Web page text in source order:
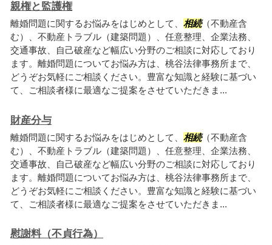
親権と監護権
離婚問題に関するお悩みをはじめとして、 相続（不動産含
む）、不動産トラブル（建築問題）、任意整理、企業法務、
交通事故、自己破産など幅広い分野のご相談に対応しており
ます。離婚問題についてお悩み方は、桃谷法律事務所まで、
どうぞお気軽にご相談ください。豊富な知識と経験に基づい
て、ご相談者様に最適なご提案をさせていただきま...
財産分与
離婚問題に関するお悩みをはじめとして、 相続（不動産含
む）、不動産トラブル（建築問題）、任意整理、企業法務、
交通事故、自己破産など幅広い分野のご相談に対応しており
ます。離婚問題についてお悩み方は、桃谷法律事務所まで、
どうぞお気軽にご相談ください。豊富な知識と経験に基づい
て、ご相談者様に最適なご提案をさせていただきま...
慰謝料（不貞行為）